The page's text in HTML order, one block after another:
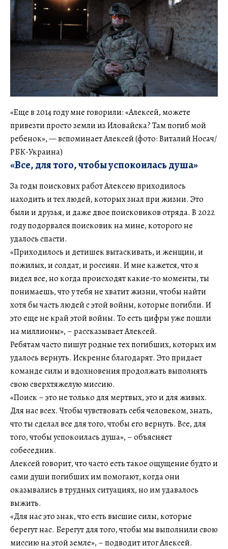
«Еще в 2014 году мне говорили: «Алексей, можете
привезти просто земли из Иловайска? Там погиб мой
ребенок», — вспоминает Алексей (фото: Виталий Носач/
РБК-Украина)
«Все, для того, чтобы успокоилась душа»
За годы поисковых работ Алексею приходилось
находить и тех людей, которых знал при жизни. Это
были и друзья, и даже двое поисковиков отряда. В 2022
году подорвался поисковик на мине, которого не
удалось спасти.
«Приходилось и детишек вытаскивать, и женщин, и
пожилых, и солдат, и россиян. И мне кажется, что я
видел все, но когда происходят какие-то моменты, ты
понимаешь, что у тебя не хватит жизни, чтобы найти
хотя бы часть людей с этой войны, которые погибли. И
это еще не край этой войны. То есть цифры уже пошли
на миллионы», – рассказывает Алексей.
Ребятам часто пишут родные тех погибших, которых им
удалось вернуть. Искренне благодарят. Это придает
команде силы и вдохновения продолжать выполнять
свою сверхтяжелую миссию.
«Поиск – это не только для мертвых, это и для живых.
Для нас всех. Чтобы чувствовать себя человеком, знать,
что ты сделал все для того, чтобы его вернуть. Все, для
того, чтобы успокоилась душа», – объясняет
собеседник.
Алексей говорит, что часто есть такое ощущение будто и
сами души погибших им помогают, когда они
оказывались в трудных ситуациях, но им удавалось
выжить.
«Для нас это знак, что есть высшие силы, которые
берегут нас. Берегут для того, чтобы мы выполнили свою
миссию на этой земле», – подводит итог Алексей.